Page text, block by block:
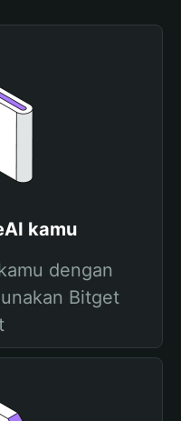
kamu
dengan
Bitget